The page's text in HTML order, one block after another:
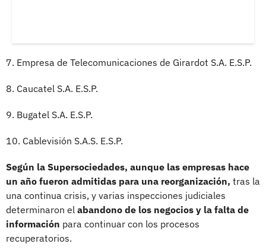
7. Empresa de Telecomunicaciones de Girardot S.A. E.S.P.
8. Caucatel S.A. E.S.P.
9. Bugatel S.A. E.S.P.
10. Cablevisión S.A.S. E.S.P.
Según la Supersociedades, aunque las empresas hace
un año fueron admitidas para una reorganización, tras la
una continua crisis, y varias inspecciones judiciales
determinaron el abandono de los negocios y la falta de
información para continuar con los procesos
recuperatorios.